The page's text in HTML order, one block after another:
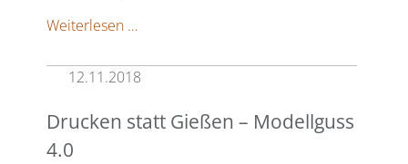
Weiterlesen …
in
digitalen
Zahntechnik:
12.11.2018
Drucken statt Gießen – Modellguss
4.0